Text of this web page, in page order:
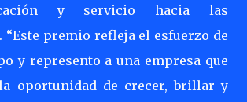
y servicio hacia las
“Este premio refleja el esfuerzo de
y represento a una empresa que
oportunidad de crecer, brillar y